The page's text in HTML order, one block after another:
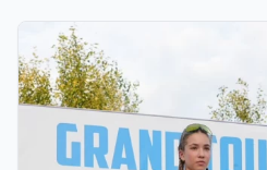
ФИНАЛ: АСТАНАДА
ҚОРЫТЫНДЫ КЕЗЕҢІ